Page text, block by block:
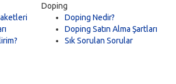
Doping
Doping Nedir?
Doping Satın Alma Şartları
Sık Sorulan Sorular